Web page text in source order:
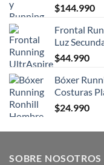
$144.990
Frontal
Luz
$44.990
Bóxer
Costuras
$24.990
SOBRE NOSOTROS